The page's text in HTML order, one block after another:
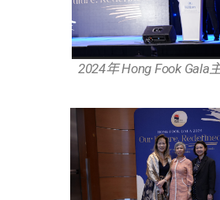
2024年 Hong Fook Gala